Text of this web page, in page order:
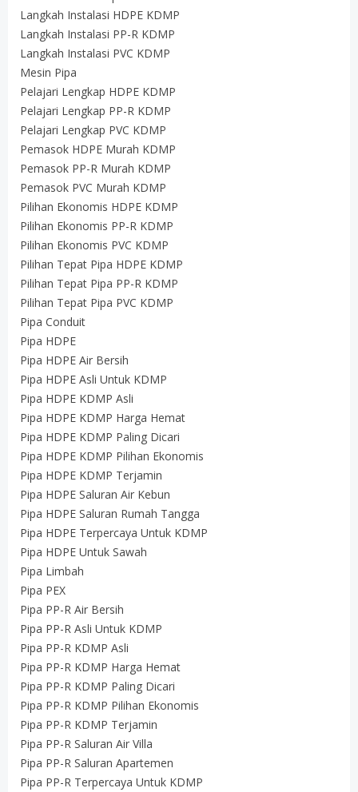
Langkah Instalasi HDPE KDMP
Langkah Instalasi PP-R KDMP
Langkah Instalasi PVC KDMP
Mesin Pipa
Pelajari Lengkap HDPE KDMP
Pelajari Lengkap PP-R KDMP
Pelajari Lengkap PVC KDMP
Pemasok HDPE Murah KDMP
Pemasok PP-R Murah KDMP
Pemasok PVC Murah KDMP
Pilihan Ekonomis HDPE KDMP
Pilihan Ekonomis PP-R KDMP
Pilihan Ekonomis PVC KDMP
Pilihan Tepat Pipa HDPE KDMP
Pilihan Tepat Pipa PP-R KDMP
Pilihan Tepat Pipa PVC KDMP
Pipa Conduit
Pipa HDPE
Pipa HDPE Air Bersih
Pipa HDPE Asli Untuk KDMP
Pipa HDPE KDMP Asli
Pipa HDPE KDMP Harga Hemat
Pipa HDPE KDMP Paling Dicari
Pipa HDPE KDMP Pilihan Ekonomis
Pipa HDPE KDMP Terjamin
Pipa HDPE Saluran Air Kebun
Pipa HDPE Saluran Rumah Tangga
Pipa HDPE Terpercaya Untuk KDMP
Pipa HDPE Untuk Sawah
Pipa Limbah
Pipa PEX
Pipa PP-R Air Bersih
Pipa PP-R Asli Untuk KDMP
Pipa PP-R KDMP Asli
Pipa PP-R KDMP Harga Hemat
Pipa PP-R KDMP Paling Dicari
Pipa PP-R KDMP Pilihan Ekonomis
Pipa PP-R KDMP Terjamin
Pipa PP-R Saluran Air Villa
Pipa PP-R Saluran Apartemen
Pipa PP-R Terpercaya Untuk KDMP